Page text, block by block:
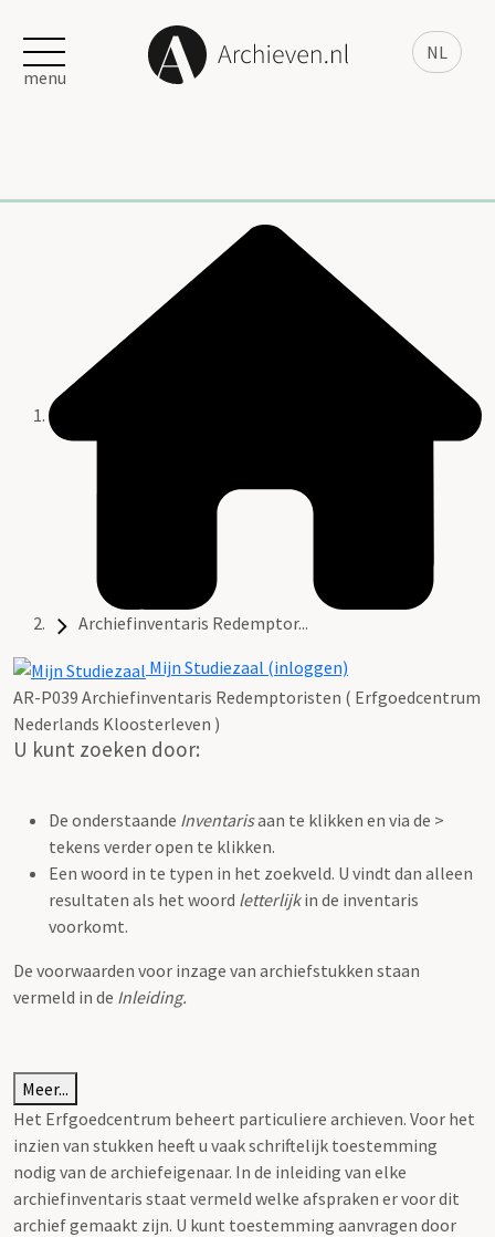
NL
menu
Archiefinventaris Redemptor...
Mijn Studiezaal (inloggen)
AR-P039 Archiefinventaris Redemptoristen ( Erfgoedcentrum
Nederlands Kloosterleven )
U kunt zoeken door:
De onderstaande Inventarisaan te klikken en via de >
tekens verder open te klikken.
Een woord in te typen in het zoekveld. U vindt dan alleen
resultaten als het woord letterlijkin de inventaris
voorkomt.
De voorwaarden voor inzage van archiefstukken staan
vermeld in de Inleiding.
Meer...
Het Erfgoedcentrum beheert particuliere archieven. Voor het
inzien van stukken heeft u vaak schriftelijk toestemming
nodig van de archiefeigenaar. In de inleiding van elke
archiefinventaris staat vermeld welke afspraken er voor dit
archief gemaakt zijn. U kunt toestemming aanvragen door